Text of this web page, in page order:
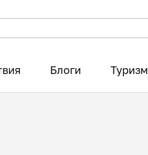
Блоги Туризм